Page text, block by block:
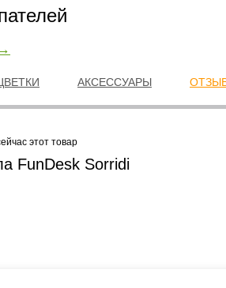
АКСЕССУАРЫ
этот товар
FunDesk Sorridi